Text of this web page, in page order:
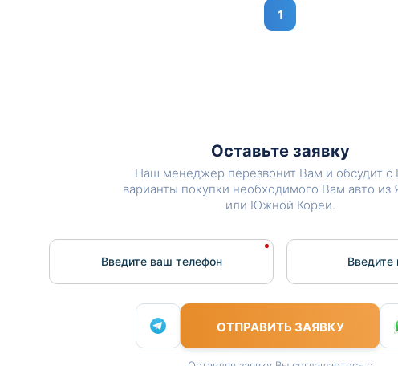
1
Оставьте заявку
Наш менеджер перезвонит Вам и обсудит с
варианты покупки необходимого Вам авто из
или Южной Кореи.
Введите ваш телефон
ОТПРАВИТЬ ЗАЯВКУ